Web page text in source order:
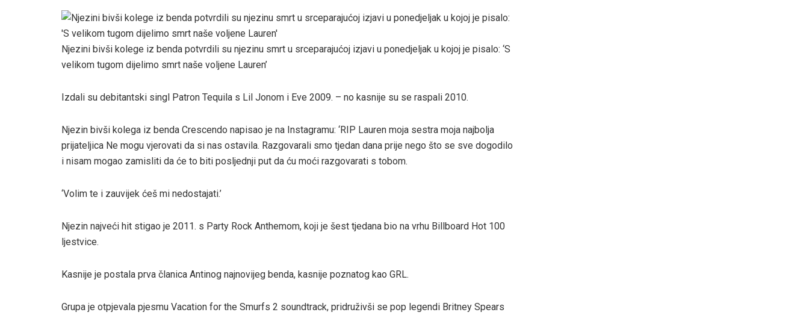
Njezini bivši kolege iz benda potvrdili su njezinu smrt u srceparajućoj izjavi u ponedjeljak u kojoj je pisalo: ‘S
velikom tugom dijelimo smrt naše voljene Lauren’
Izdali su debitantski singl Patron Tequila s Lil Jonom i Eve 2009. – no kasnije su se raspali 2010.
Njezin bivši kolega iz benda Crescendo napisao je na Instagramu: ‘RIP Lauren moja sestra moja najbolja
prijateljica Ne mogu vjerovati da si nas ostavila. Razgovarali smo tjedan dana prije nego što se sve dogodilo
i nisam mogao zamisliti da će to biti posljednji put da ću moći razgovarati s tobom.
‘Volim te i zauvijek ćeš mi nedostajati.’
Njezin najveći hit stigao je 2011. s Party Rock Anthemom, koji je šest tjedana bio na vrhu Billboard Hot 100
ljestvice.
Kasnije je postala prva članica Antinog najnovijeg benda, kasnije poznatog kao GRL.
Grupa je otpjevala pjesmu Vacation for the Smurfs 2 soundtrack, pridruživši se pop legendi Britney Spears